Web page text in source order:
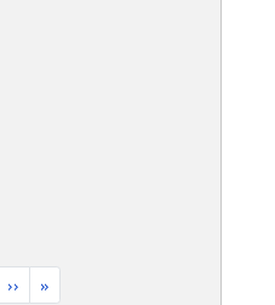
Page suivante
›› Dernière page
»